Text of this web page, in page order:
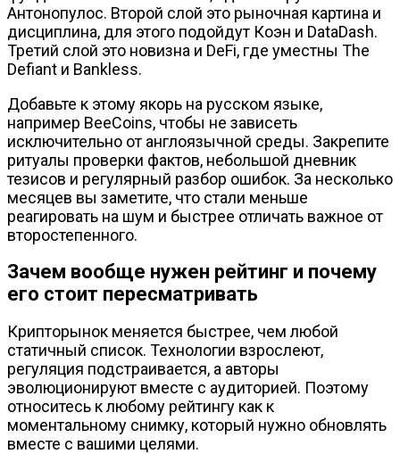
Антонопулос. Второй слой это рыночная картина и
дисциплина, для этого подойдут Коэн и DataDash.
Третий слой это новизна и DeFi, где уместны The
Defiant и Bankless.
Добавьте к этому якорь на русском языке,
например BeeCoins, чтобы не зависеть
исключительно от англоязычной среды. Закрепите
ритуалы проверки фактов, небольшой дневник
тезисов и регулярный разбор ошибок. За несколько
месяцев вы заметите, что стали меньше
реагировать на шум и быстрее отличать важное от
второстепенного.
Зачем вообще нужен рейтинг и почему
его стоит пересматривать
Крипторынок меняется быстрее, чем любой
статичный список. Технологии взрослеют,
регуляция подстраивается, а авторы
эволюционируют вместе с аудиторией. Поэтому
относитесь к любому рейтингу как к
моментальному снимку, который нужно обновлять
вместе с вашими целями.